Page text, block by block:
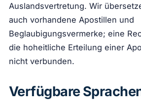
Auslandsvertretung. Wir
auch vorhandene Apostillen und
Beglaubigungsvermerke; eine
die hoheitliche Erteilung einer
nicht verbunden.
Verfügbare